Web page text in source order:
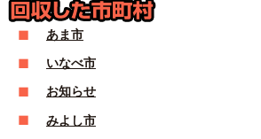
あま市
いなべ市
お知らせ
みよし市